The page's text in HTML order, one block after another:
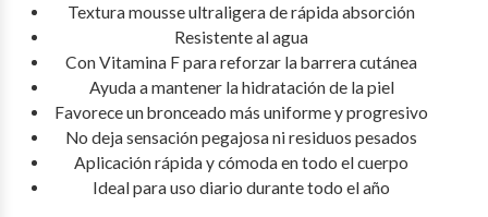
Textura mousse ultraligera de rápida absorción
Resistente al agua
Con Vitamina F para reforzar la barrera cutánea
Ayuda a mantener la hidratación de la piel
Favorece un bronceado más uniforme y progresivo
No deja sensación pegajosa ni residuos pesados
Aplicación rápida y cómoda en todo el cuerpo
Ideal para uso diario durante todo el año